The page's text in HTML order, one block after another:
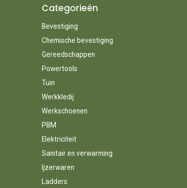
Categorieën
Bevestiging
Chemische bevestiging
Gereedschappen
Powertools
Tuin
Werkkledij
Werkschoenen
PBM
Elektriciteit
Sanitair en verwarming
Ijzerwaren
Ladders